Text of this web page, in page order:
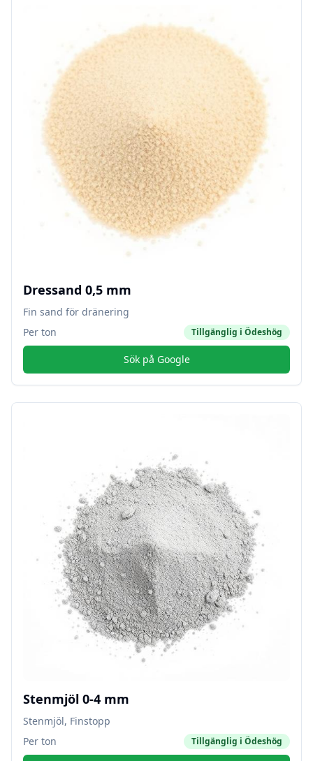
Dressand 0,5 mm
Fin sand för dränering
Per ton
Tillgänglig i Ödeshög
Sök på Google
Stenmjöl 0-4 mm
Stenmjöl, Finstopp
Per ton
Tillgänglig i Ödeshög